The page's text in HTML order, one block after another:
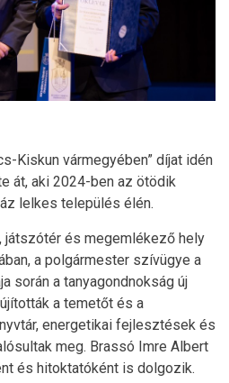
Kiskun vármegyében” díjat idén
át, aki 2024-ben az ötödik
lelkes település élén.
játszótér és megemlékező hely
a polgármester szívügye a
során a tanyagondnokság új
a temetőt és a
energetikai fejlesztések és
meg. Brassó Imre Albert
és hitoktatóként is dolgozik.